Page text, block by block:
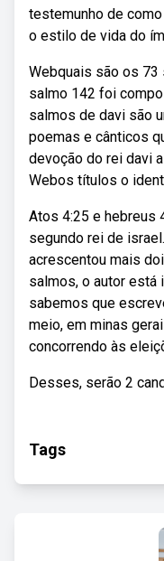
testemunho de
o estilo de vida do
Webquais são os 73
salmo 142 foi
salmos de davi são
poemas e cânticos
devoção do rei davi
Webos títulos o
Atos 4:25 e hebreus
segundo rei de
acrescentou mais
salmos, o autor
sabemos que
meio, em minas
concorrendo às
Desses, serão 2
Tags